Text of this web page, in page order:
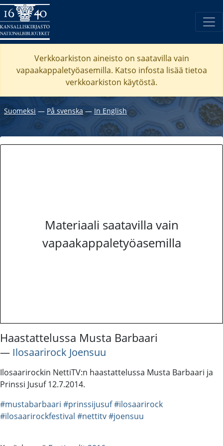
Verkkoarkiston aineisto on saatavilla vain
vapaakappaletyöasemilla. Katso infosta lisää tietoa
verkkoarkiston käytöstä.
Suomeksi ― På svenska― In English
Materiaali saatavilla vain
vapaakappaletyöasemilla
Haastattelussa Musta Barbaari
― Ilosaarirock Joensuu
Ilosaarirockin NettiTV:n haastattelussa Musta Barbaari ja
Prinssi Jusuf 12.7.2014.
#mustabarbaari #prinssijusuf#ilosaarirock
#ilosaarirockfestival #nettitv#joensuu